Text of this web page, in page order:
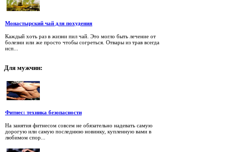
Монастырский чай для похудения
Каждый хоть раз в жизни пил чай. Это могло быть лечение от
болезни или же просто чтобы согреться. Отвары из трав всегда
исп...
Для мужчин:
Фитнес: техника безопасности
На занятия фитнесом совсем не обязательно надевать самую
дорогую или самую последнюю новинку, купленную вами в
любимом спор...